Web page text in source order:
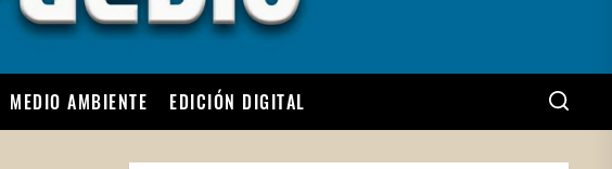
MEDIO AMBIENTE EDICIÓN DIGITAL